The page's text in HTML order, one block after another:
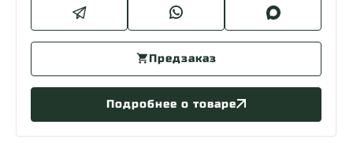
Предзаказ
Подробнее о товаре